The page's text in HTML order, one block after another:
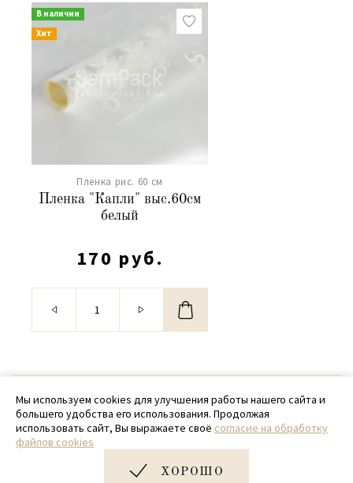
В наличии
Хит
Пленка рис. 60 см
Пленка "Капли" выс.60см
белый
170 руб.
© 2020 - 2026 SamPack
+ 7 (918) 699-97-87
zakaz@sampack.store
Мы используем cookies для улучшения работы нашего сайта и
большего удобства его использования. Продолжая
использовать сайт, Вы выражаете своё согласие на обработку
файлов cookies
ХОРОШО